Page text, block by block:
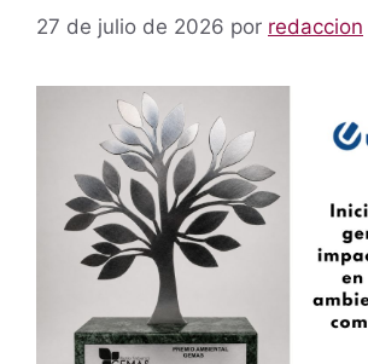
27 de julio de 2026 por redaccion